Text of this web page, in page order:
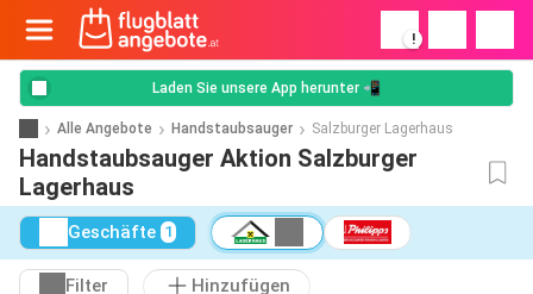
!
Laden Sie unsere App herunter 📲
Alle Angebote Handstaubsauger Salzburger Lagerhaus
Handstaubsauger Aktion Salzburger
Lagerhaus
Geschäfte 1
Filter
Hinzufügen